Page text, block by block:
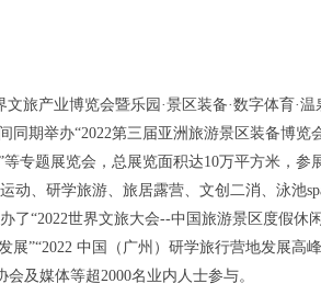
旅产业博览会暨乐园·景区装备·数字体育·温
期举办“2022第三届亚洲旅游景区装备博览
专题展览会，总展览面积达10万平方米，参
动、研学旅游、旅居露营、文创二消、泳池
“2022世界文旅大会--中国旅游景区度假休
展”“2022 中国（广州）研学旅行营地发展高
及媒体等超2000名业内人士参与。